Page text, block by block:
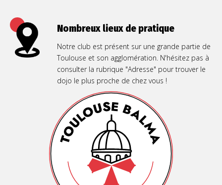
Nombreux lieux de pratique
Notre club est présent sur une grande partie de
Toulouse et son agglomération. N'hésitez pas à
consulter la rubrique "Adresse" pour trouver le
dojo le plus proche de chez vous !